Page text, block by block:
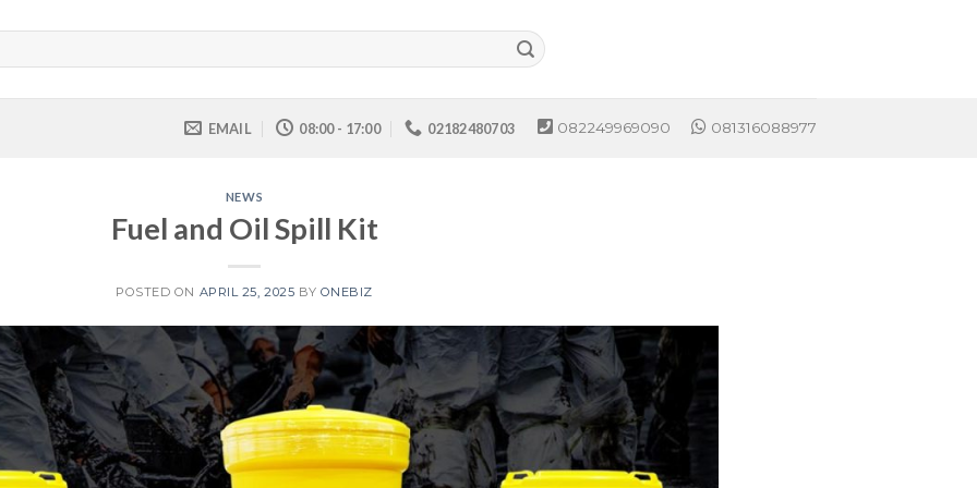
EMAIL 08:00 - 17:00 02182480703 082249969090 081316088977
NEWS
Fuel and Oil Spill Kit
POSTED ON APRIL 25, 2025 BY ONEBIZ